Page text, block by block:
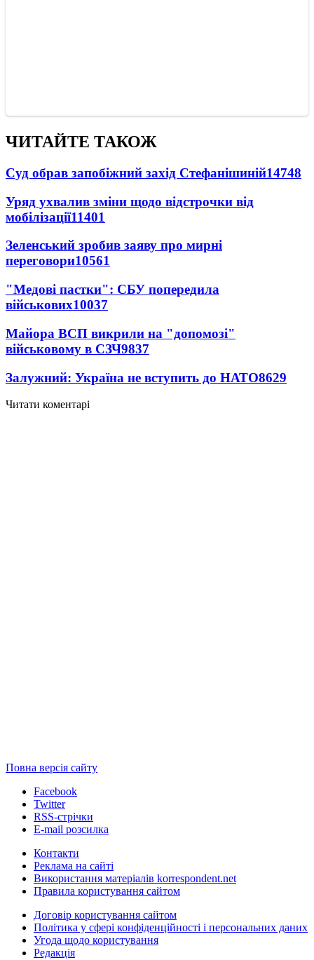
ЧИТАЙТЕ ТАКОЖ
Суд обрав запобіжний захід Стефанішиній14748
Уряд ухвалив зміни щодо відстрочки від
мобілізації11401
Зеленський зробив заяву про мирні
переговори10561
"Медові пастки": СБУ попередила
військових10037
Майора ВСП викрили на "допомозі"
військовому в СЗЧ9837
Залужний: Україна не вступить до НАТО8629
Читати коментарі
Повна версія сайту
Facebook
Twitter
RSS-стрічки
E-mail розсилка
Контакти
Реклама на сайті
Використання матеріалів korrespondent.net
Правила користування сайтом
Договір користування сайтом
Політика у сфері конфіденційності і персональних даних
Угода щодо користування
Редакція